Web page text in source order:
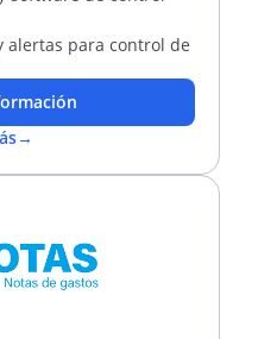
alertas para control de
→